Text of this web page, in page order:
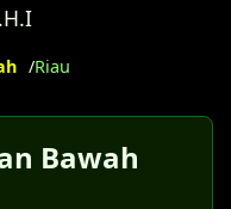
Riau
Bawah